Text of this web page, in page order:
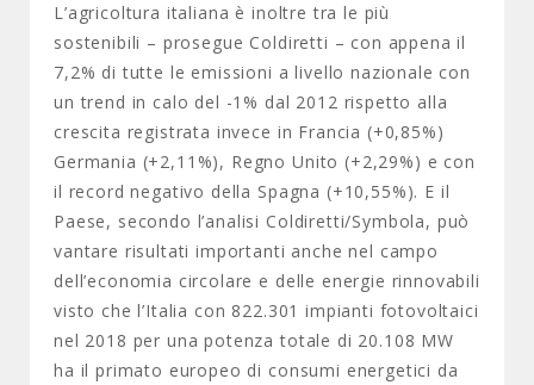
L’agricoltura italiana è inoltre tra le più
sostenibili – prosegue Coldiretti – con appena il
7,2% di tutte le emissioni a livello nazionale con
un trend in calo del -1% dal 2012 rispetto alla
crescita registrata invece in Francia (+0,85%)
Germania (+2,11%), Regno Unito (+2,29%) e con
il record negativo della Spagna (+10,55%). E il
Paese, secondo l’analisi Coldiretti/Symbola, può
vantare risultati importanti anche nel campo
dell’economia circolare e delle energie rinnovabili
visto che l’Italia con 822.301 impianti fotovoltaici
nel 2018 per una potenza totale di 20.108 MW
ha il primato europeo di consumi energetici da